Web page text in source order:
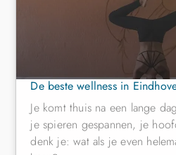
De beste wellness in
Je komt thuis na een lange
je spieren gespannen, je
denk je: wat als je even